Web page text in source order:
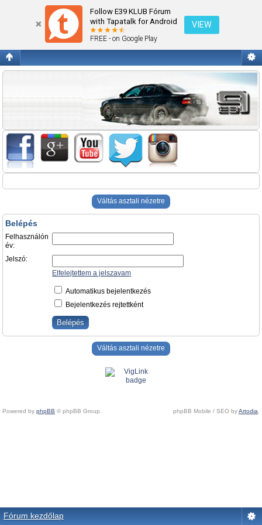
Follow E39 KLUB Fórum
with Tapatalk for Android
FREE - on Google Play
VIEW
Belépés
Váltás asztali nézetre
Belépés
Felhasználón
év:
Jelszó:
Elfelejtettem a jelszavam
Automatikus bejelentkezés
Bejelentkezés rejtettként
Váltás asztali nézetre
Powered by phpBB © phpBB Group. phpBB Mobile / SEO byArtodia.
Fórum kezdőlap